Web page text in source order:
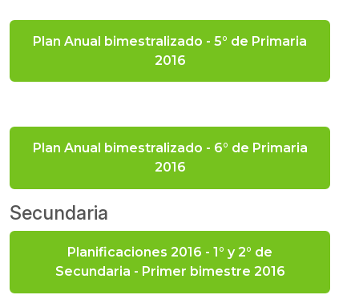
Plan Anual bimestralizado - 5° de Primaria
2016
Plan Anual bimestralizado - 6° de Primaria
2016
Secundaria
Planificaciones 2016 - 1° y 2° de
Secundaria - Primer bimestre 2016